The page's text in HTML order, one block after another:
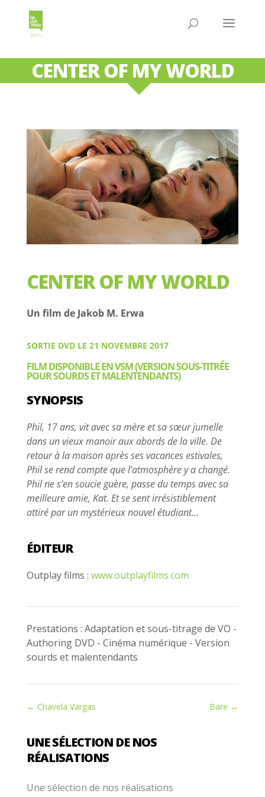
CENTER OF MY WORLD
CENTER OF MY WORLD
Un film de Jakob M. Erwa
SORTIE DVD LE 21 NOVEMBRE 2017
FILM DISPONIBLE EN VSM (VERSION SOUS-TITRÉE
POUR SOURDS ET MALENTENDANTS)
SYNOPSIS
Phil, 17 ans, vit avec sa mère et sa sœur jumelle
dans un vieux manoir aux abords de la ville. De
retour à la maison après ses vacances estivales,
Phil se rend compte que l’atmosphère y a changé.
Phil ne s’en soucie guère, passe du temps avec sa
meilleure amie, Kat. Et se sent irrésistiblement
attiré par un mystérieux nouvel étudiant…
ÉDITEUR
Outplay films : www.outplayfilms.com
Prestations : Adaptation et sous-titrage de VO -
Authoring DVD - Cinéma numérique - Version
sourds et malentendants
← Chavela Vargas Bare →
UNE SÉLECTION DE NOS
RÉALISATIONS
Une sélection de nos réalisations